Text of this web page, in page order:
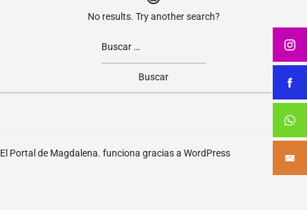
No results. Try another search?
El Portal de Magdalena. funciona gracias a WordPress